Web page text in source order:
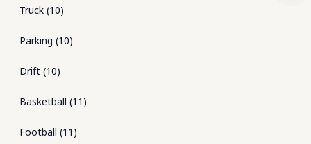
Truck (10)
Parking (10)
Drift (10)
Basketball (11 )
Football (11 )